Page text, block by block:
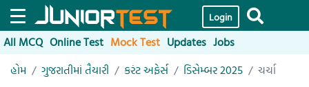
Login
All MCQ Online Test Mock Test Updates Jobs
હોમ
ગુજરાતીમાં તૈયારી કરંટ અફેર્સ ડિસેમ્બર 2025 ચર્ચા